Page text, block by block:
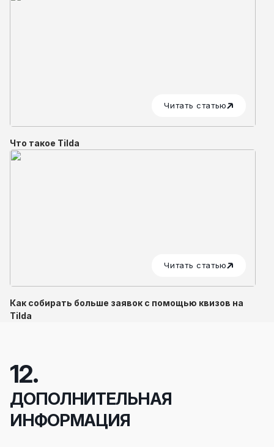
Читать статью
Что такое Tilda
Читать статью
Как собирать больше заявок с помощью квизов на
Tilda
12.
ДОПОЛНИТЕЛЬНАЯ
ИНФОРМАЦИЯ